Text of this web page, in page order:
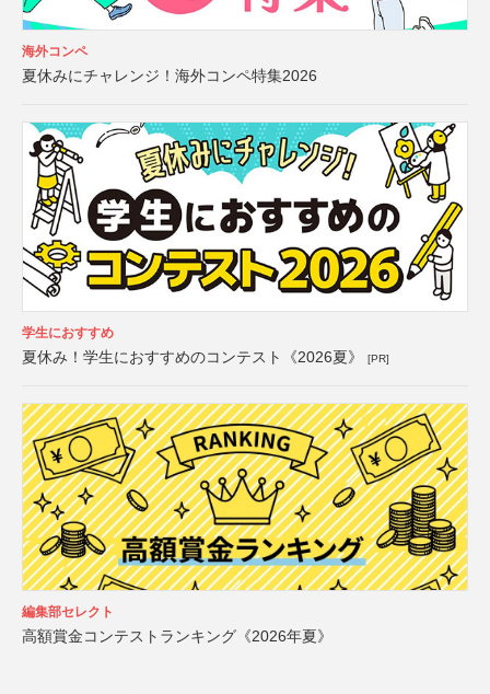
海外コンペ
夏休みにチャレンジ！海外コンペ特集2026
学生におすすめ
夏休み！学生におすすめのコンテスト《2026夏》 [PR]
編集部セレクト
高額賞金コンテストランキング《2026年夏》